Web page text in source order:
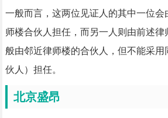
一般而言，这两位见证人的其中一位会
师楼合伙人担任，而另一人则由前述律
般由邻近律师楼的合伙人，但不能采用
伙人）担任。
北京盛昂